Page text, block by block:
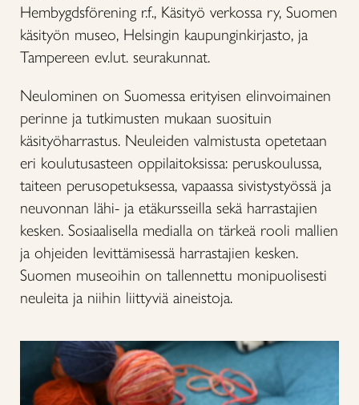
Hembygdsförening r.f., Käsityö verkossa ry, Suomen
käsityön museo, Helsingin kaupunginkirjasto, ja
Tampereen ev.lut. seurakunnat.
Neulominen on Suomessa erityisen elinvoimainen
perinne ja tutkimusten mukaan suosituin
käsityöharrastus. Neuleiden valmistusta opetetaan
eri koulutusasteen oppilaitoksissa: peruskoulussa,
taiteen perusopetuksessa, vapaassa sivistystyössä ja
neuvonnan lähi- ja etäkursseilla sekä harrastajien
kesken. Sosiaalisella medialla on tärkeä rooli mallien
ja ohjeiden levittämisessä harrastajien kesken.
Suomen museoihin on tallennettu monipuolisesti
neuleita ja niihin liittyviä aineistoja.